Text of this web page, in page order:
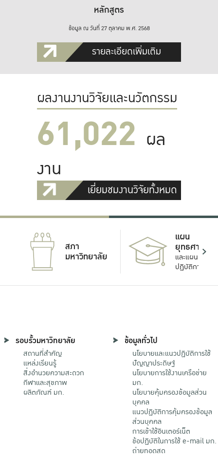
หลักสูตร
ข้อมูล ณ วันที่ 27 ตุลาคม พ.ศ. 2568
รายละเอียดเพิ่มเติม
ผลงานงานวิจัยและนวัตกรรม
61,022 ผล
งาน
เยี่ยมชมงานวิจัยทั้งหมด
สภา
มหาวิทยาลัย
แผน
ยุทธศาสตร์
และแผน
ปฏิบัติการ
รอบรั้วมหาวิทยาลัย
สถานที่สำคัญ
แหล่งเรียนรู้
สิ่งอำนวยความสะดวก
กีฬาและสุขภาพ
ผลิตภัณฑ์ มก.
ข้อมูลทั่วไป
นโยบายและแนวปฏิบัติการใช้
ปัญญาประดิษฐ์
นโยบายการใช้งานเครือข่าย
มก.
นโยบายคุ้มครองข้อมูลส่วน
บุคคล
แนวปฏิบัติการคุ้มครองข้อมูล
ส่วนบุคคล
การเข้าใช้อินเตอร์เน็ต
ข้อปฏิบัติในการใช้ e-mail มก.
ถ่ายทอดสด